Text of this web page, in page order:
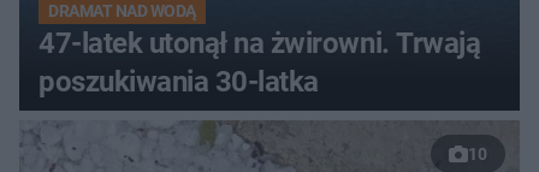
DRAMAT NAD WODĄ
47-latek utonął na żwirowni. Trwają
poszukiwania 30-latka
10